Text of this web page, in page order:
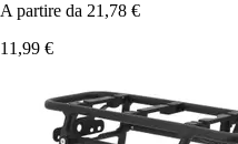
A partire da 21,78 €
11,99 €